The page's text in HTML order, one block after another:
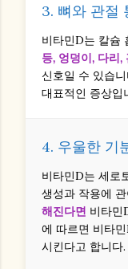
3. 뼈와 관절
비타민D는 칼슘
등, 엉덩이, 다리,
신호일 수 있습
대표적인 증상입
4. 우울한 기
비타민D는 세로
생성과 작용에
해진다면 비타민
에 따르면 비타
시킨다고 합니다.